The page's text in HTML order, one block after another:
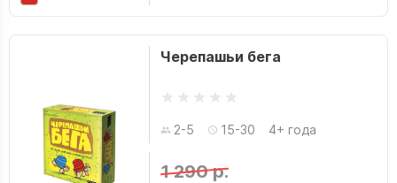
Черепашьи бега
2-5 15-30 4+ года
1 290 р.